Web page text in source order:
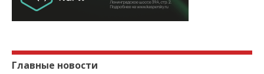
Главные новости